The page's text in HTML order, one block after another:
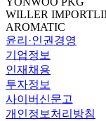
WILLER
AROMATIC
윤리·인권경영
기업정보
인재채용
투자정보
사이버신문고
개인정보처리방침